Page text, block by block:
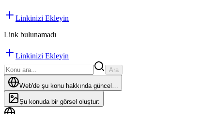
Linkinizi Ekleyin
Link bulunamadı
Linkinizi Ekleyin
Ara
Web'de şu konu hakkında güncel…
Şu konuda bir görsel oluştur: